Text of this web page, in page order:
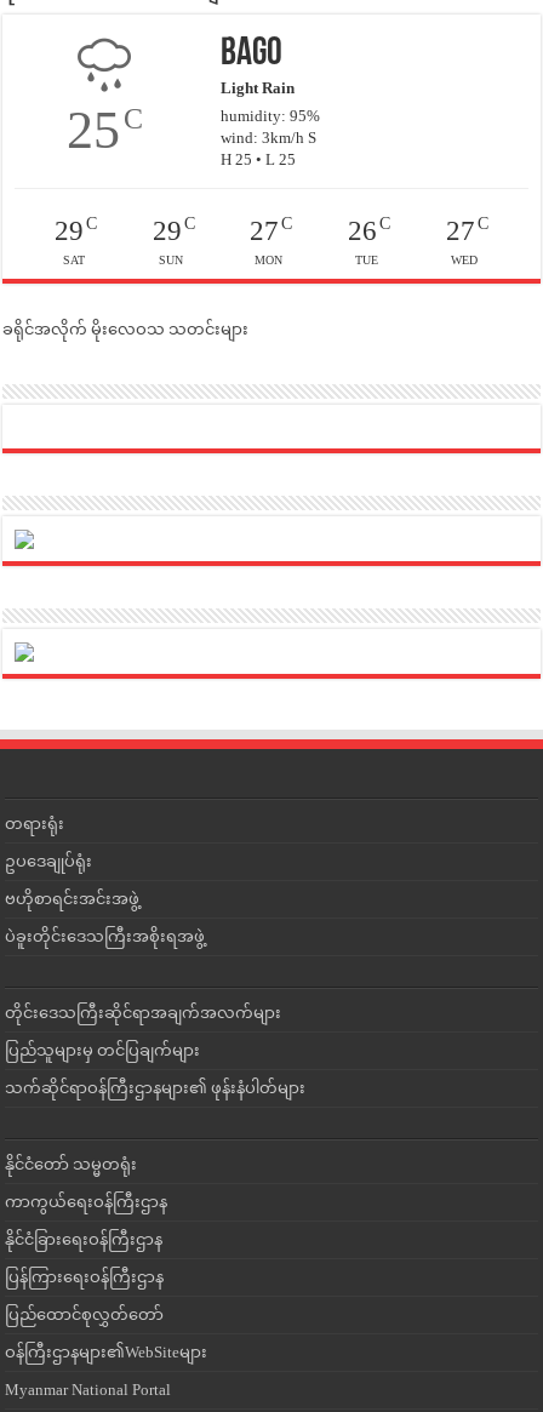
25C
Bago
Light Rain
humidity: 95%
wind: 3km/h S
H 25 • L 25
29C
SAT
29C
SUN
27 C
MON
26C
TUE
27C
WED
ခရိုင်အလိုက် မိုးလေဝသ သတင်းများ
တရားရုံး
ဥပဒေချုပ်ရုံး
ဗဟိုစာရင်းအင်းအဖွဲ့
ပဲခူးတိုင်းဒေသကြီးအစိုးရအဖွဲ့
တိုင်းဒေသကြီးဆိုင်ရာအချက်အလက်များ
ပြည်သူများမှ တင်ပြချက်များ
သက်ဆိုင်ရာဝန်ကြီးဌာနများ၏ ဖုန်းနံပါတ်များ
နိုင်ငံတော် သမ္မတရုံး
ကာကွယ်ရေးဝန်ကြီးဌာန
နိုင်ငံခြားရေးဝန်ကြီးဌာန
ပြန်ကြားရေးဝန်ကြီးဌာန
ပြည်ထောင်စုလွှတ်တော်
ဝန်ကြီးဌာနများ၏WebSiteများ
Myanmar National Portal